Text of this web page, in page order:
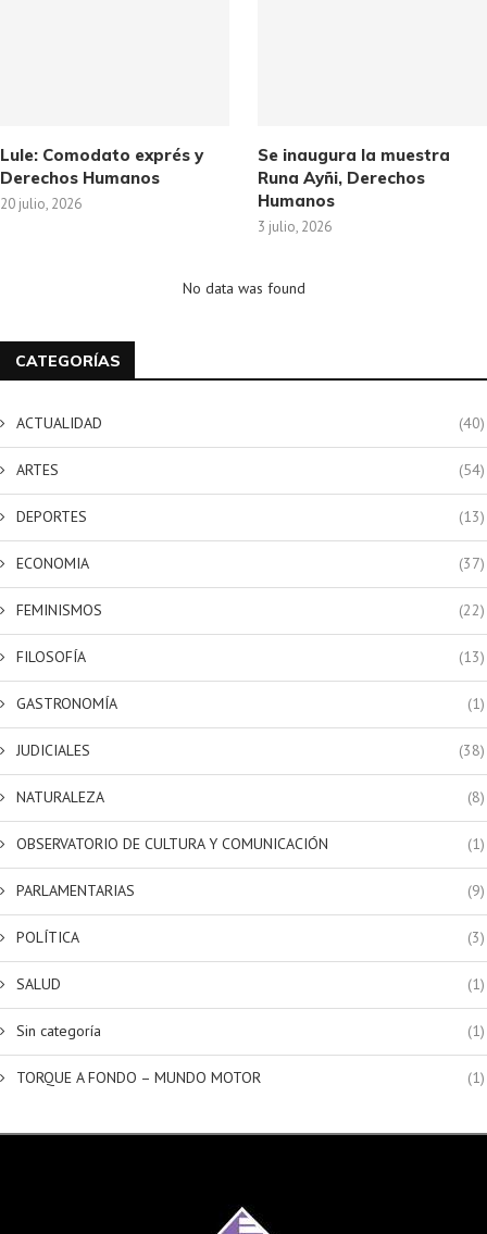
Lule: Comodato exprés y
Derechos Humanos
20 julio, 2026
Se inaugura la muestra
Runa Ayñi, Derechos
Humanos
3 julio, 2026
No data was found
CATEGORÍAS
ACTUALIDAD (40)
ARTES (54)
DEPORTES (13)
ECONOMIA (37)
FEMINISMOS (22)
FILOSOFÍA (13)
GASTRONOMÍA (1)
JUDICIALES (38)
NATURALEZA (8)
OBSERVATORIO DE CULTURA Y COMUNICACIÓN (1)
PARLAMENTARIAS (9)
POLÍTICA (3)
SALUD (1)
Sin categoría (1)
TORQUE A FONDO – MUNDO MOTOR (1)